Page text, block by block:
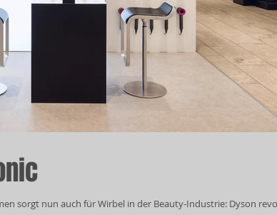
sorgt nun auch für Wirbel in der Beauty-Industrie: Dyson